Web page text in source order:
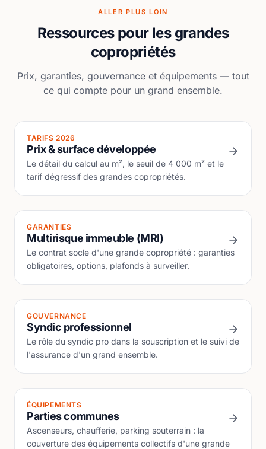
ALLER PLUS LOIN
Ressources pour les grandes
copropriétés
Prix, garanties, gouvernance et équipements — tout
ce qui compte pour un grand ensemble.
TARIFS 2026
Prix & surface développée
Le détail du calcul au m², le seuil de 4 000 m² et le
tarif dégressif des grandes copropriétés.
GARANTIES
Multirisque immeuble (MRI)
Le contrat socle d'une grande copropriété : garanties
obligatoires, options, plafonds à surveiller.
GOUVERNANCE
Syndic professionnel
Le rôle du syndic pro dans la souscription et le suivi de
l'assurance d'un grand ensemble.
ÉQUIPEMENTS
Parties communes
Ascenseurs, chaufferie, parking souterrain : la
couverture des équipements collectifs d'une grande